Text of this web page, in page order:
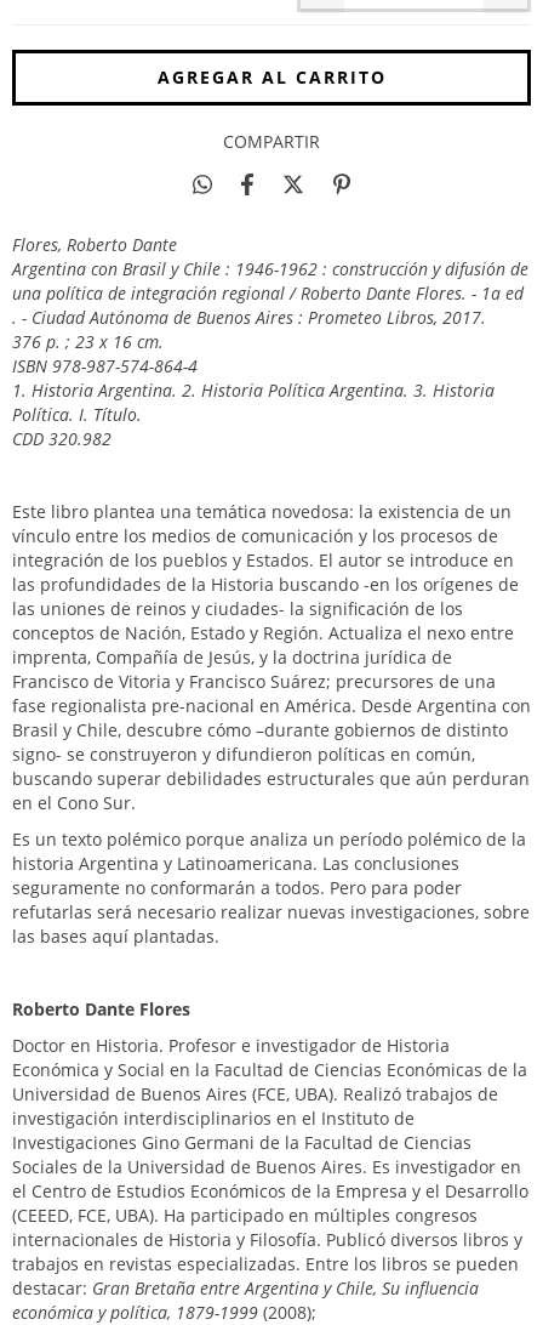
COMPARTIR
Flores, Roberto Dante
Argentina con Brasil y Chile : 1946-1962 : construcción y difusión de
una política de integración regional / Roberto Dante Flores. - 1a ed
. - Ciudad Autónoma de Buenos Aires : Prometeo Libros, 2017.
376 p. ; 23 x 16 cm.
ISBN 978-987-574-864-4
1. Historia Argentina. 2. Historia Política Argentina. 3. Historia
Política. I. Título.
CDD 320.982
Este libro plantea una temática novedosa: la existencia de un
vínculo entre los medios de comunicación y los procesos de
integración de los pueblos y Estados. El autor se introduce en
las profundidades de la Historia buscando -en los orígenes de
las uniones de reinos y ciudades- la significación de los
conceptos de Nación, Estado y Región. Actualiza el nexo entre
imprenta, Compañía de Jesús, y la doctrina jurídica de
Francisco de Vitoria y Francisco Suárez; precursores de una
fase regionalista pre-nacional en América. Desde Argentina con
Brasil y Chile, descubre cómo –durante gobiernos de distinto
signo- se construyeron y difundieron políticas en común,
buscando superar debilidades estructurales que aún perduran
en el Cono Sur.
Es un texto polémico porque analiza un período polémico de la
historia Argentina y Latinoamericana. Las conclusiones
seguramente no conformarán a todos. Pero para poder
refutarlas será necesario realizar nuevas investigaciones, sobre
las bases aquí plantadas.
Roberto Dante Flores
Doctor en Historia. Profesor e investigador de Historia
Económica y Social en la Facultad de Ciencias Económicas de la
Universidad de Buenos Aires (FCE, UBA). Realizó trabajos de
investigación interdisciplinarios en el Instituto de
Investigaciones Gino Germani de la Facultad de Ciencias
Sociales de la Universidad de Buenos Aires. Es investigador en
el Centro de Estudios Económicos de la Empresa y el Desarrollo
(CEEED, FCE, UBA). Ha participado en múltiples congresos
internacionales de Historia y Filosofía. Publicó diversos libros y
trabajos en revistas especializadas. Entre los libros se pueden
destacar: Gran Bretaña entre Argentina y Chile, Su influencia
económica y política, 1879-1999 (2008);